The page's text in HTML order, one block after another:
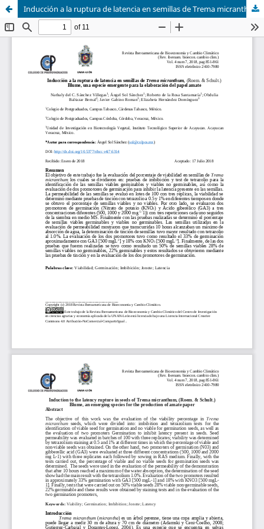
Inducción a la ruptura de latencia en semillas de Trema micranthum, (Roem. & Schult.) Blume, una especie emergente para la elaboración del papel amate